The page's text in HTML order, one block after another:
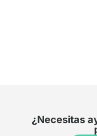
¿Necesitas